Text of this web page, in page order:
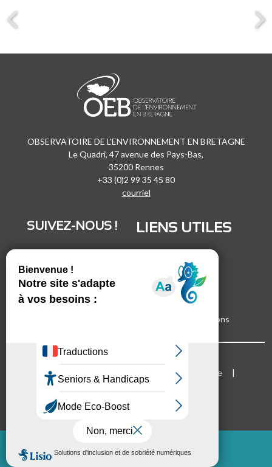
OBSERVATOIRE DE L'ENVIRONNEMENT EN BRETAGNE
Le Quadri, 47 avenue des Pays-Bas,
35200 Rennes
+33 (0)2 99 35 45 80
courriel
SUIVEZ-NOUS !
Vimeo
Facebook
LIENS UTILES
Marchés publics
Espace presse
Inscrivez-vous à nos lettres d'informations
Mentions légales Plan du site